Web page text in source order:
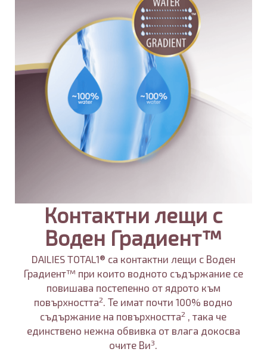
Контактни лещи с
Воден Градиент™
DAILIES TOTAL1® са контактни лещи с Воден
Градиент™ при които водното съдържание се
повишава постепенно от ядрото към
повърхността2 . Те имат почти 100% водно
съдържание на повърхността2
, така че
единствено нежна обвивка от влага докосва
очите Ви3